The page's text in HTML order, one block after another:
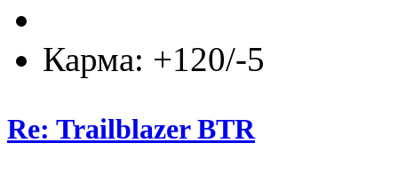
Карма: +120/-5
Re: Trailblazer BTR